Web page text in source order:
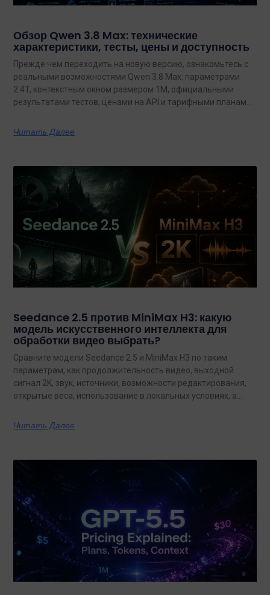
Обзор Qwen 3.8 Max: технические
характеристики, тесты, цены и доступность
Прежде чем переходить на новую версию, ознакомьтесь с
реальными возможностями Qwen 3.8 Max: параметрами
2.4T, контекстным окном размером 1M, официальными
результатами тестов, ценами на API и тарифными планами
Читать Далее
Seedance 2.5 против MiniMax H3: какую
модель искусственного интеллекта для
обработки видео выбрать?
Сравните модели Seedance 2.5 и MiniMax H3 по таким
параметрам, как продолжительность видео, выходной
сигнал 2K, звук, источники, возможности редактирования,
открытые веса, использование в локальных условиях, а
конкретных задач на сегодняшний день.
Читать Далее